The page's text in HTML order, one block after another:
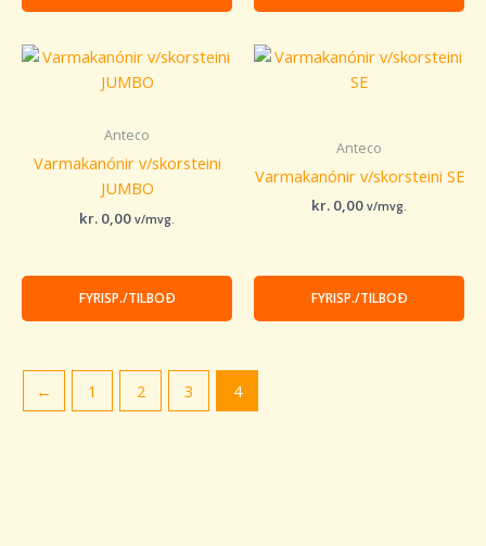
Anteco
Varmakanónir v/skorsteini
JUMBO
kr. 0,00 v/mvg.
FYRISP./TILBOÐ
Anteco
Varmakanónir v/skorsteini SE
kr. 0,00 v/mvg.
FYRISP./TILBOÐ
← 1 2 3 4